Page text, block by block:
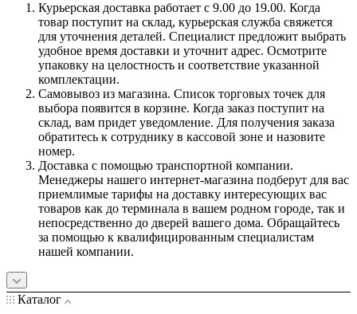
Курьерская доставка работает с 9.00 до 19.00. Когда
товар поступит на склад, курьерская служба свяжется
для уточнения деталей. Специалист предложит выбрать
удобное время доставки и уточнит адрес. Осмотрите
упаковку на целостность и соответствие указанной
комплектации.
Самовывоз из магазина. Список торговых точек для
выбора появится в корзине. Когда заказ поступит на
склад, вам придет уведомление. Для получения заказа
обратитесь к сотруднику в кассовой зоне и назовите
номер.
Доставка с помощью транспортной компании.
Менеджеры нашего интернет-магазина подберут для вас
приемлимые тарифы на доставку интересующих вас
товаров как до терминала в вашем родном городе, так и
непосредственно до дверей вашего дома. Обращайтесь
за помощью к квалифицированным специалистам
нашей компании.
Каталог